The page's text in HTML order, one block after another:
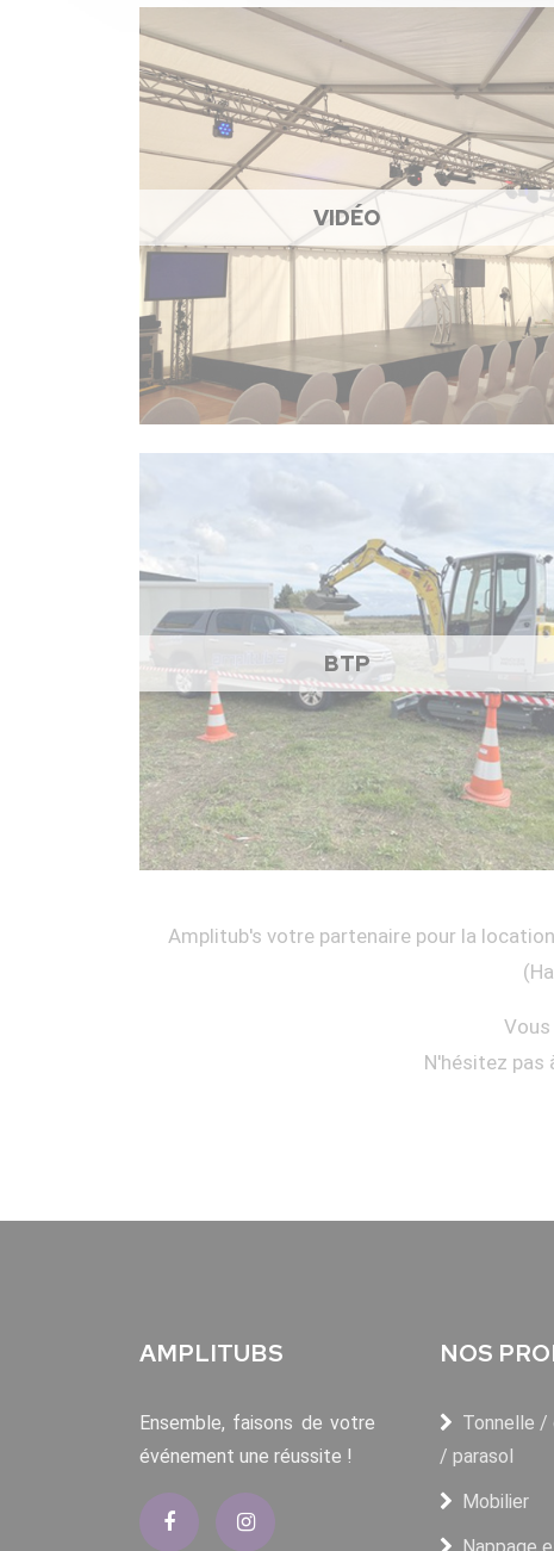
VIDÉO
BTP
Amplitub's votre partenaire pour la
N'hésitez pas
AMPLITUBS
Ensemble, faisons de votre
événement une réussite !
NOS
Tonnelle /
/ parasol
Mobilier